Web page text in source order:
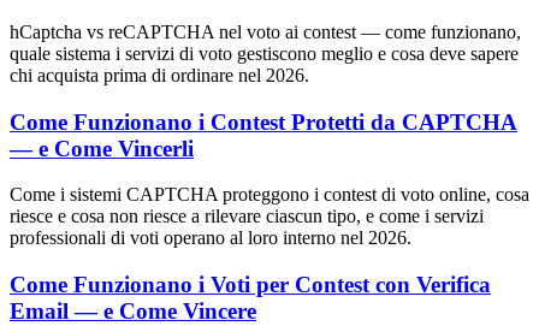
hCaptcha vs reCAPTCHA nel voto ai contest — come funzionano,
quale sistema i servizi di voto gestiscono meglio e cosa deve sapere
chi acquista prima di ordinare nel 2026.
Come Funzionano i Contest Protetti da CAPTCHA
— e Come Vincerli
Come i sistemi CAPTCHA proteggono i contest di voto online, cosa
riesce e cosa non riesce a rilevare ciascun tipo, e come i servizi
professionali di voti operano al loro interno nel 2026.
Come Funzionano i Voti per Contest con Verifica
Email — e Come Vincere